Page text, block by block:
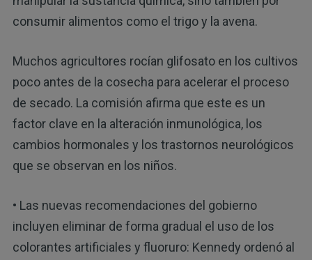
consumir alimentos como el trigo y la avena.
Muchos agricultores rocían glifosato en los cultivos
poco antes de la cosecha para acelerar el proceso
de secado. La comisión afirma que este es un
factor clave en la alteración inmunológica, los
cambios hormonales y los trastornos neurológicos
que se observan en los niños.
• Las nuevas recomendaciones del gobierno
incluyen eliminar de forma gradual el uso de los
colorantes artificiales y fluoruro: Kennedy ordenó al